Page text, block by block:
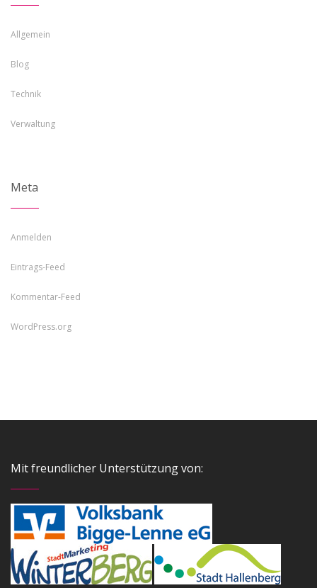
Allgemein
Blog
Technik
Verwaltung
Meta
Anmelden
Eintrags-Feed
Kommentar-Feed
WordPress.org
Mit freundlicher Unterstützung von: